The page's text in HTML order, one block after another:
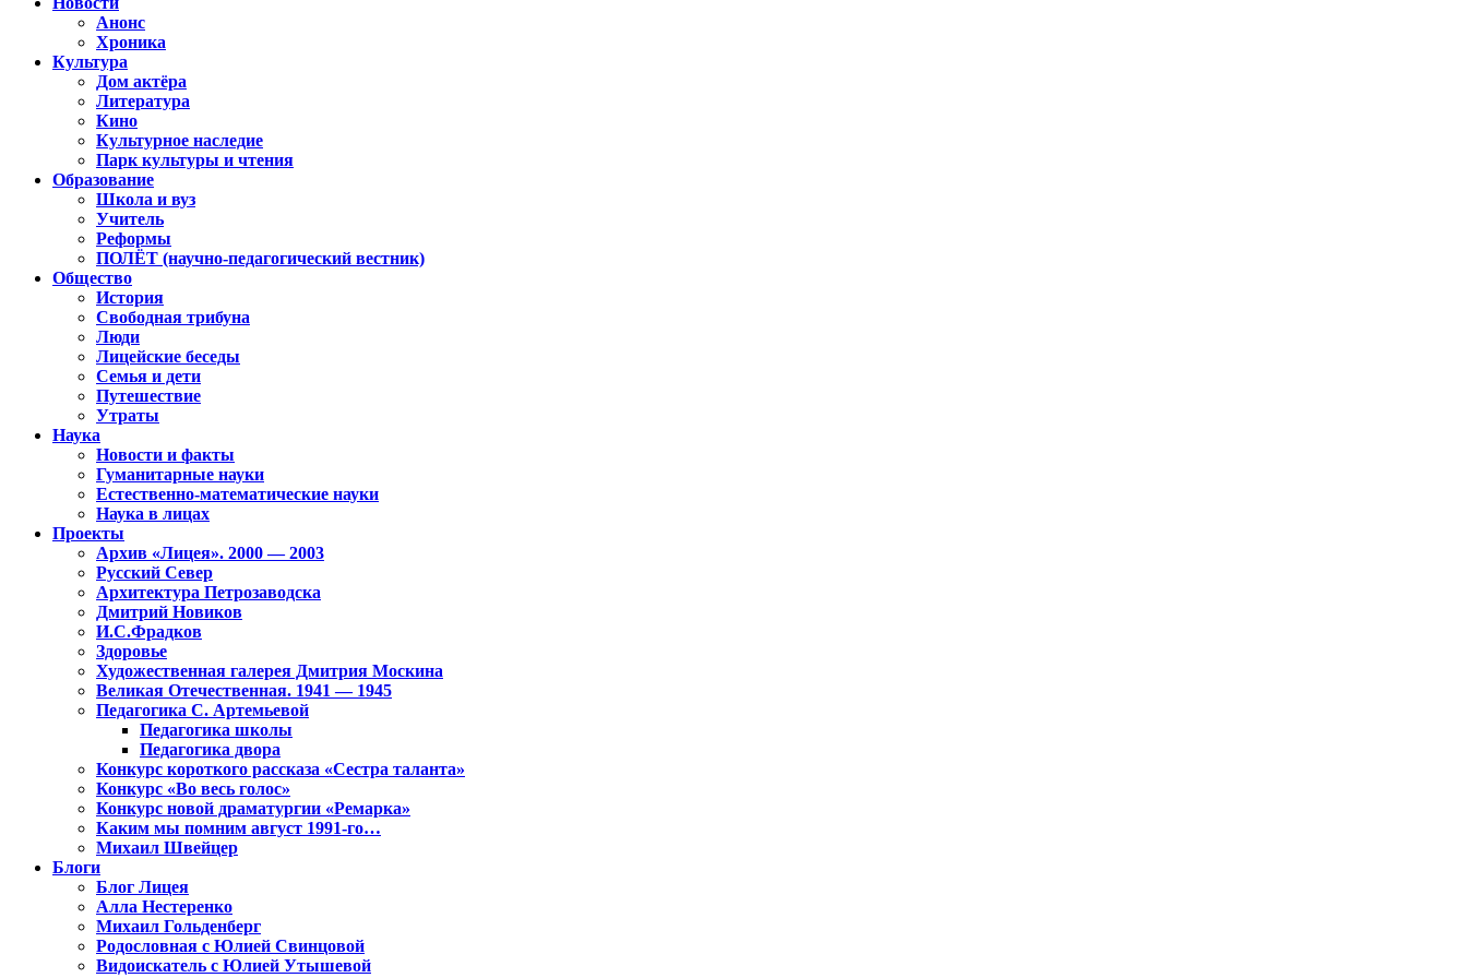
Анонс
Хроника
Культура
Дом актёра
Литература
Кино
Культурное наследие
Парк культуры и чтения
Образование
Школа и вуз
Учитель
Реформы
ПОЛЁТ (научно-педагогический вестник)
Общество
История
Свободная трибуна
Люди
Лицейские беседы
Семья и дети
Путешествие
Утраты
Наука
Новости и факты
Гуманитарные науки
Естественно-математические науки
Наука в лицах
Проекты
Архив «Лицея». 2000 — 2003
Русский Север
Архитектура Петрозаводска
Дмитрий Новиков
И.С.Фрадков
Здоровье
Художественная галерея Дмитрия Москина
Великая Отечественная. 1941 — 1945
Педагогика С. Артемьевой
Педагогика школы
Педагогика двора
Конкурс короткого рассказа «Сестра таланта»
Конкурс «Во весь голос»
Конкурс новой драматургии «Ремарка»
Каким мы помним август 1991-го…
Михаил Швейцер
Блоги
Блог Лицея
Алла Нестеренко
Михаил Гольденберг
Родословная с Юлией Свинцовой
Видоискатель с Юлией Утышевой